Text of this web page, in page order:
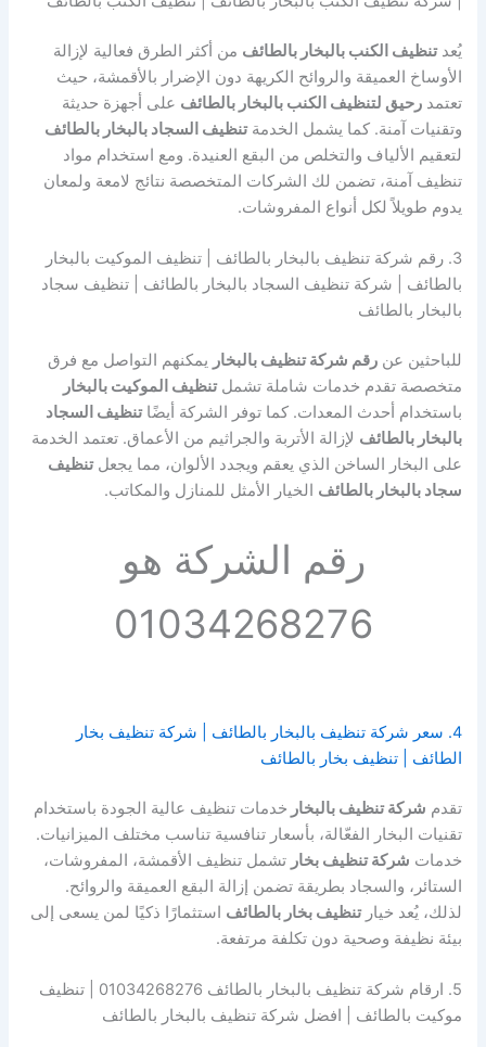
يُعدتنظيف الكنب بالبخار بالطائف من أكثر الطرق فعالية لإزالة
الأوساخ العميقة والروائح الكريهة دون الإضرار بالأقمشة، حيث
تعتمدرحيق لتنظيف الكنب بالبخار بالطائف على أجهزة حديثة
وتقنيات آمنة. كما يشمل الخدمةتنظيف السجاد بالبخار بالطائف
لتعقيم الألياف والتخلص من البقع العنيدة. ومع استخدام مواد
تنظيف آمنة، تضمن لك الشركات المتخصصة نتائج لامعة ولمعان
يدوم طويلاً لكل أنواع المفروشات.
3. رقم شركة تنظيف بالبخار بالطائف | تنظيف الموكيت بالبخار
بالطائف | شركة تنظيف السجاد بالبخار بالطائف | تنظيف سجاد
بالبخار بالطائف
للباحثين عنرقم شركة تنظيف بالبخار يمكنهم التواصل مع فرق
متخصصة تقدم خدمات شاملة تشملتنظيف الموكيت بالبخار
باستخدام أحدث المعدات. كما توفر الشركة أيضًاتنظيف السجاد
بالبخار بالطائف لإزالة الأتربة والجراثيم من الأعماق. تعتمد الخدمة
على البخار الساخن الذي يعقم ويجدد الألوان، مما يجعلتنظيف
سجاد بالبخار بالطائف الخيار الأمثل للمنازل والمكاتب.
رقم الشركة هو
01034268276
4. سعر شركة تنظيف بالبخار بالطائف | شركة تنظيف بخار
الطائف | تنظيف بخار بالطائف
تقدم شركة تنظيف بالبخار خدمات تنظيف عالية الجودة باستخدام
تقنيات البخار الفعّالة، بأسعار تنافسية تناسب مختلف الميزانيات.
خدمات شركة تنظيف بخار تشمل تنظيف الأقمشة، المفروشات،
الستائر، والسجاد بطريقة تضمن إزالة البقع العميقة والروائح.
لذلك، يُعد خيارتنظيف بخار بالطائف استثمارًا ذكيًا لمن يسعى إلى
بيئة نظيفة وصحية دون تكلفة مرتفعة.
5. ارقام شركة تنظيف بالبخار بالطائف 01034268276 | تنظيف
موكيت بالطائف | افضل شركة تنظيف بالبخار بالطائف